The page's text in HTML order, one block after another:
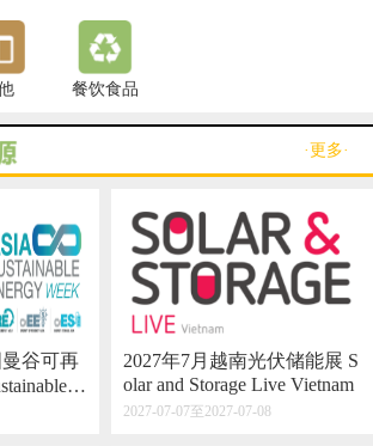
餐饮食品
·更多·
曼谷可再
E
2027年7月越南光伏储能展 S
olar and Storage Live Vietnam
2027-07-07至2027-07-08